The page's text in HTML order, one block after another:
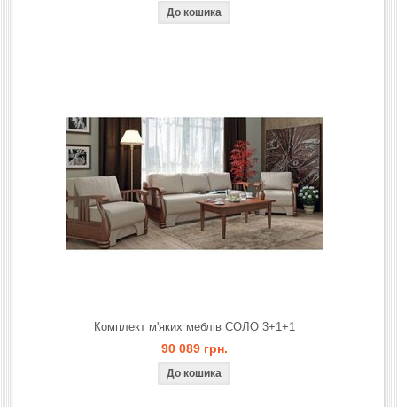
Комплект м'яких меблів СОЛО 3+1+1
90 089 грн.